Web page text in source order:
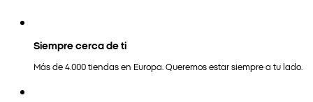
Siempre cerca de ti
Más de 4.000 tiendas en Europa. Queremos estar siempre a tu lado.